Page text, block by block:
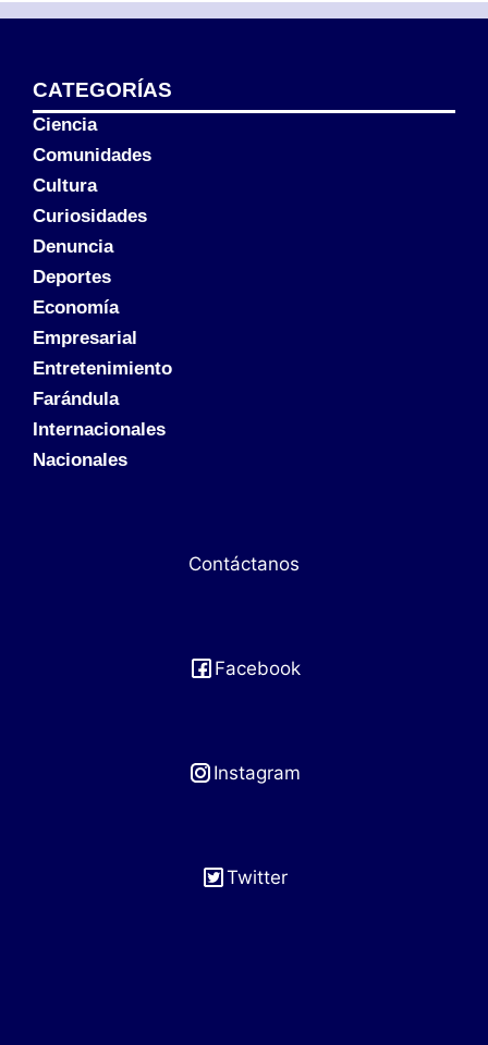
CATEGORÍAS
Ciencia
Comunidades
Cultura
Curiosidades
Denuncia
Deportes
Economía
Empresarial
Entretenimiento
Farándula
Internacionales
Nacionales
Contáctanos
Facebook
Instagram
Twitter